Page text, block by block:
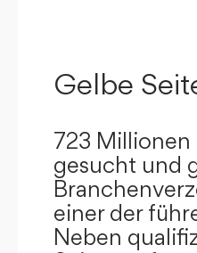
Gelbe
723 Millionen
gesucht und
einer der
Neben